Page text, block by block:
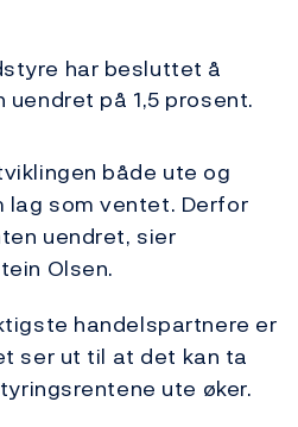
har besluttet å
på 1,5 prosent.
både ute og
som ventet. Derfor
uendret, sier
Olsen.
handelspartnere er
ser ut til at det kan ta
ute øker.